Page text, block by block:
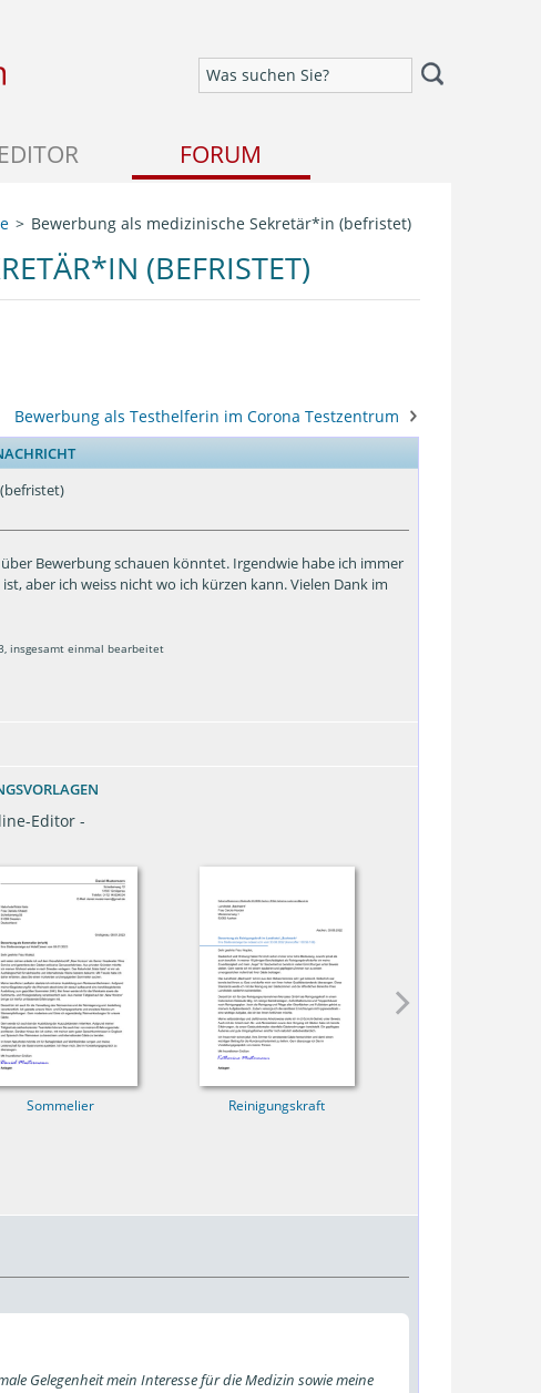
FORUM
Bewerbung als medizinische Sekretär*in (befristet)
(BEFRISTET)
Bewerbung als Testhelferin im Corona Testzentrum
Bewerbung schauen könntet. Irgendwie habe ich immer
aber ich weiss nicht wo ich kürzen kann. Vielen Dank im
insgesamt einmal bearbeitet
Editor -
Sommelier Reinigungskraft
Gelegenheit mein Interesse für die Medizin sowie meine